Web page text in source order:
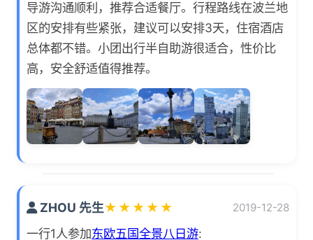
导游沟通顺利，推荐合适餐厅。行程路线在波兰地
区的安排有些紧张，建议可以安排3天，住宿酒店
总体都不错。小团出行半自助游很适合，性价比
高，安全舒适值得推荐。
ZHOU 先生★ ★ ★ ★ ★ 2019-12-28
一行1人参加东欧五国全景八日游: